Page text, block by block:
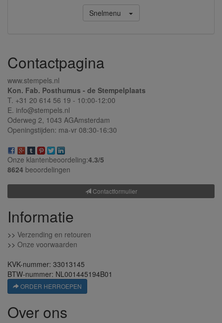
Snelmenu
Contactpagina
www.stempels.nl
Kon. Fab. Posthumus - de Stempelplaats
T. +31 20 614 56 19 - 10:00-12:00
E. info@stempels.nl
Oderweg 2, 1043 AGAmsterdam
Openingstijden: ma-vr 08:30-16:30
Onze klantenbeoordeling:4.3/5
8624 beoordelingen
Contactformulier
Informatie
>> Verzending en retouren
>> Onze voorwaarden
KVK-nummer: 33013145
BTW-nummer: NL001445194B01
ORDER HERROEPEN
Over ons